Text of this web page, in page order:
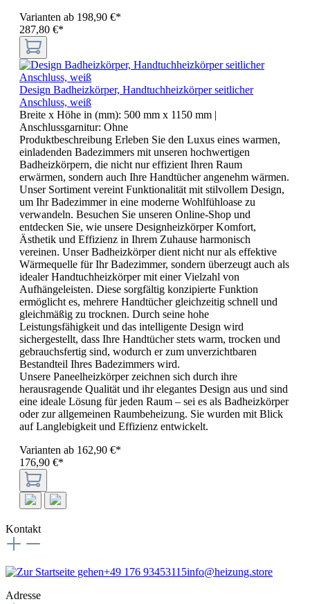
Varianten ab 198,90 €*
287,80 €*
Design Badheizkörper, Handtuchheizkörper seitlicher
Anschluss, weiß
Breite x Höhe in (mm): 500 mm x 1150 mm |
Anschlussgarnitur: Ohne
Produktbeschreibung Erleben Sie den Luxus eines warmen,
einladenden Badezimmers mit unseren hochwertigen
Badheizkörpern, die nicht nur effizient Ihren Raum
erwärmen, sondern auch Ihre Handtücher angenehm wärmen.
Unser Sortiment vereint Funktionalität mit stilvollem Design,
um Ihr Badezimmer in eine moderne Wohlfühloase zu
verwandeln. Besuchen Sie unseren Online-Shop und
entdecken Sie, wie unsere Designheizkörper Komfort,
Ästhetik und Effizienz in Ihrem Zuhause harmonisch
vereinen. Unser Badheizkörper dient nicht nur als effektive
Wärmequelle für Ihr Badezimmer, sondern überzeugt auch als
idealer Handtuchheizkörper mit einer Vielzahl von
Aufhängeleisten. Diese sorgfältig konzipierte Funktion
ermöglicht es, mehrere Handtücher gleichzeitig schnell und
gleichmäßig zu trocknen. Durch seine hohe
Leistungsfähigkeit und das intelligente Design wird
sichergestellt, dass Ihre Handtücher stets warm, trocken und
gebrauchsfertig sind, wodurch er zum unverzichtbaren
Bestandteil Ihres Badezimmers wird.
Unsere Paneelheizkörper zeichnen sich durch ihre
herausragende Qualität und ihr elegantes Design aus und sind
eine ideale Lösung für jeden Raum – sei es als Badheizkörper
oder zur allgemeinen Raumbeheizung. Sie wurden mit Blick
auf Langlebigkeit und Effizienz entwickelt.
Varianten ab 162,90 €*
176,90 €*
Kontakt
+49 176 93453115info@heizung.store
Adresse